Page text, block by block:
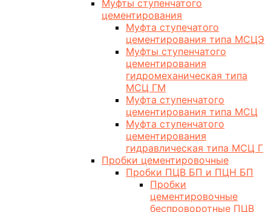
Муфты ступенчатого
цементирования
Муфта ступечатого
цементирования типа МСЦЭ
Муфты ступенчатого
цементирования
гидромеханическая типа
МСЦ ГМ
Муфта ступенчатого
цементирования типа МСЦ
Муфта ступенчатого
цементирования
гидравлическая типа МСЦ Г
Пробки цементировочные
Пробки ПЦВ БП и ПЦН БП
Пробки
цементировочные
беспроворотные ПЦВ